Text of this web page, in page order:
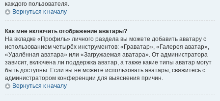
каждого пользователя.
Вернуться к началу
Как мне включить отображение аватары?
На вкладке «Профиль» личного раздела вы можете добавить аватару с
использованием четырёх инструментов: «Граватар», «Галерея аватар»,
«Удалённая аватара» или «Загружаемая аватара». От администратора
зависит, включена ли поддержка аватар, а также какие типы аватар могут
быть доступны. Если вы не можете использовать аватары, свяжитесь с
администратором конференции для выяснения причин.
Вернуться к началу